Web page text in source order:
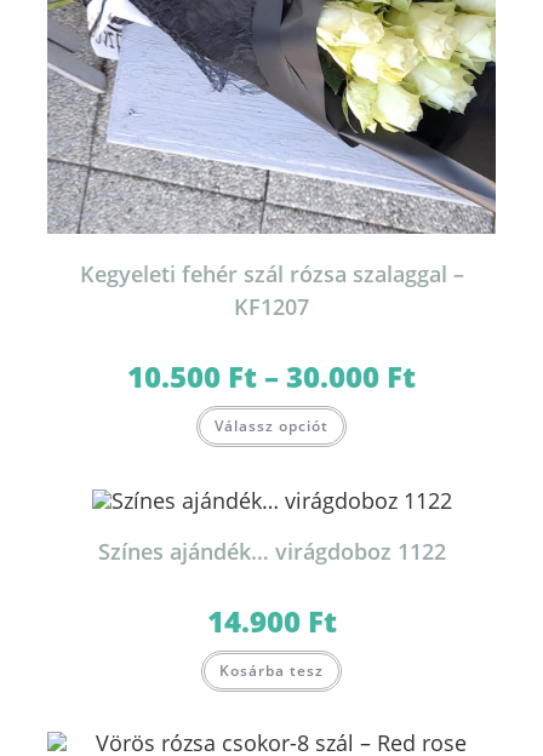
Kegyeleti fehér szál rózsa szalaggal –
KF1207
10.500 Ft–30.000 Ft10.500 Ft
Válassz opciót a
van.
A
a
termékoldalon
Színes ajándék… virágdoboz 1122
14.900 Ft
Kosárba tesz